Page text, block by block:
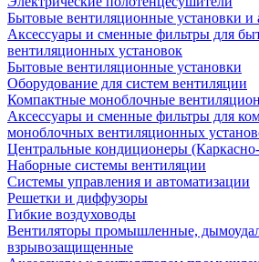
Бытовые вентиляционные установки и
Аксессуары и сменные фильтры для
вентиляционных установок
Бытовые вентиляционные установки
Оборудование для систем вентиляции
Компактные моноблочные
Аксессуары и сменные фильтры для
моноблочных вентиляционных
Центральные кондиционеры
Наборные системы вентиляции
Системы управления и автоматизации
Решетки и диффузоры
Гибкие воздуховоды
Вентиляторы промышленные,
взрывозащищенные